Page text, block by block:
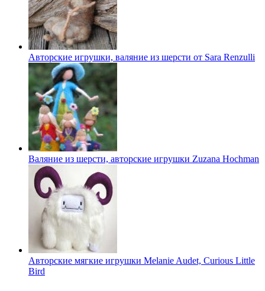
Авторские игрушки, валяние из шерсти от Sara Renzulli
Валяние из шерсти, авторские игрушки Zuzana Hochman
Авторские мягкие игрушки Melanie Audet, Curious Little
Bird